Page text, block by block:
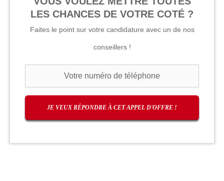
LES CHANCES DE VOTRE COTÉ ?
Faites le point sur votre candidature avec un de nos
conseillers !